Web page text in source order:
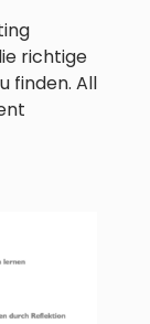
richtige
finden. All